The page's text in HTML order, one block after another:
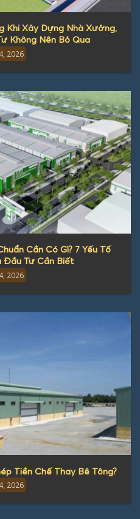
Khi Xây Dựng Nhà Xưởng,
Không Nên Bỏ Qua
2026
Cần Có Gì? 7 Yếu Tố
Đầu Tư Cần Biết
2026
Tiền Chế Thay Bê Tông?
2026